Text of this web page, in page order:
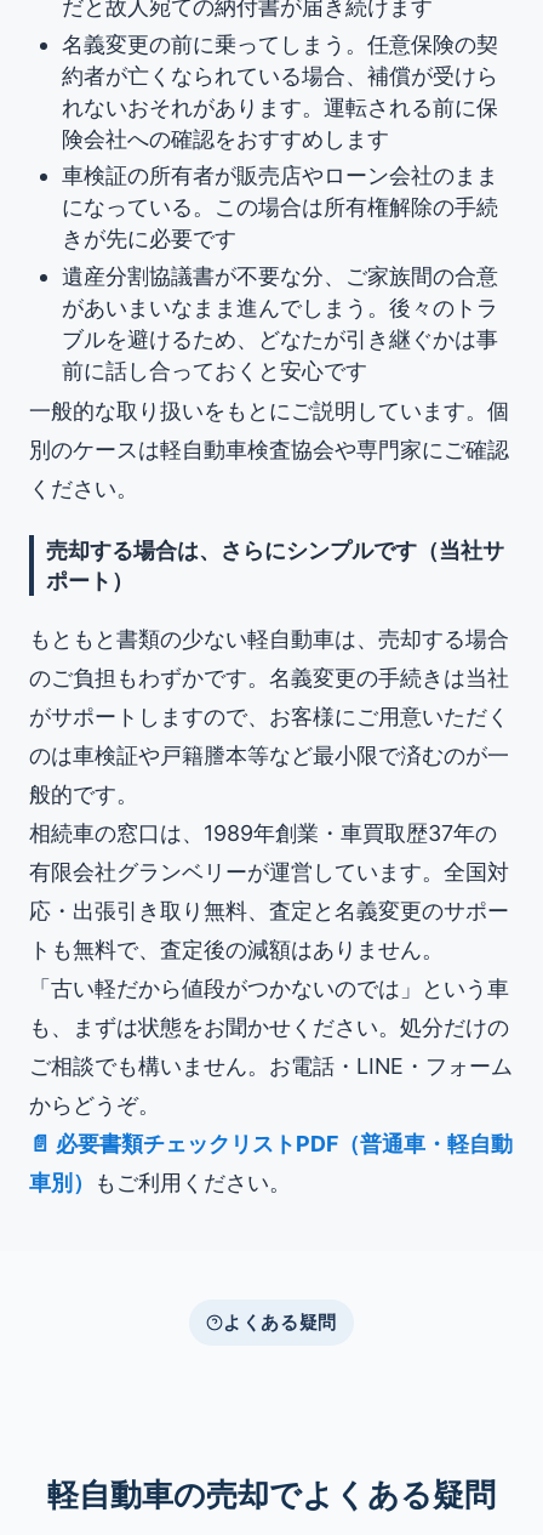
だと故人宛ての納付書が届き続けます
名義変更の前に乗ってしまう。任意保険の契
約者が亡くなられている場合、補償が受けら
れないおそれがあります。運転される前に保
険会社への確認をおすすめします
車検証の所有者が販売店やローン会社のまま
になっている。この場合は所有権解除の手続
きが先に必要です
遺産分割協議書が不要な分、ご家族間の合意
があいまいなまま進んでしまう。後々のトラ
ブルを避けるため、どなたが引き継ぐかは事
前に話し合っておくと安心です
一般的な取り扱いをもとにご説明しています。個
別のケースは軽自動車検査協会や専門家にご確認
ください。
売却する場合は、さらにシンプルです（当社サ
ポート）
もともと書類の少ない軽自動車は、売却する場合
のご負担もわずかです。名義変更の手続きは当社
がサポートしますので、お客様にご用意いただく
のは車検証や戸籍謄本等など最小限で済むのが一
般的です。
相続車の窓口は、1989年創業・車買取歴37年の
有限会社グランベリーが運営しています。全国対
応・出張引き取り無料、査定と名義変更のサポー
トも無料で、査定後の減額はありません。
「古い軽だから値段がつかないのでは」という車
も、まずは状態をお聞かせください。処分だけの
ご相談でも構いません。お電話・LINE・フォーム
からどうぞ。
📄 必要書類チェックリストPDF（普通車・軽自動
車別）
もご利用ください。
よくある疑問
軽自動車の売却でよくある疑問